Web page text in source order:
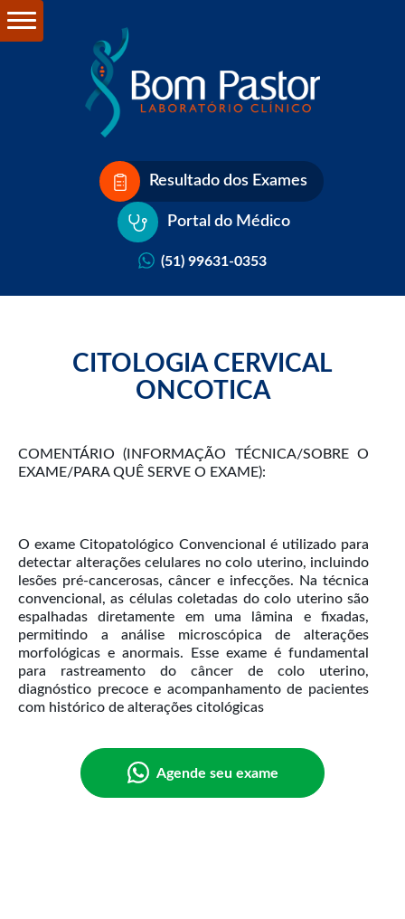
Resultado dos Exames
Portal do Médico
(51) 99631-0353
CITOLOGIA CERVICAL
ONCOTICA
COMENTÁRIO (INFORMAÇÃO TÉCNICA/SOBRE O
EXAME/PARA QUÊ SERVE O EXAME):
O exame Citopatológico Convencional é utilizado para
detectar alterações celulares no colo uterino, incluindo
lesões pré-cancerosas, câncer e infecções. Na técnica
convencional, as células coletadas do colo uterino são
espalhadas diretamente em uma lâmina e fixadas,
permitindo a análise microscópica de alterações
morfológicas e anormais. Esse exame é fundamental
para rastreamento do câncer de colo uterino,
diagnóstico precoce e acompanhamento de pacientes
com histórico de alterações citológicas
Agende seu exame